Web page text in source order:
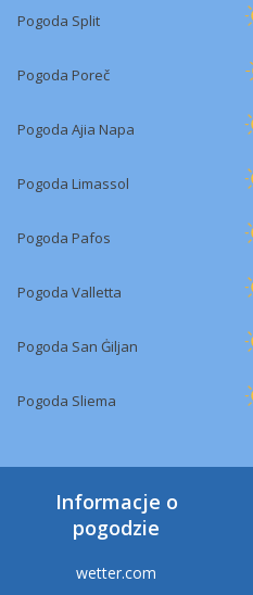
Pogoda Split
Pogoda Poreč
Pogoda Ajia Napa
Pogoda Limassol
Pogoda Pafos
Pogoda Valletta
Pogoda San Ġiljan
Pogoda Sliema
Informacje o
pogodzie
wetter.com